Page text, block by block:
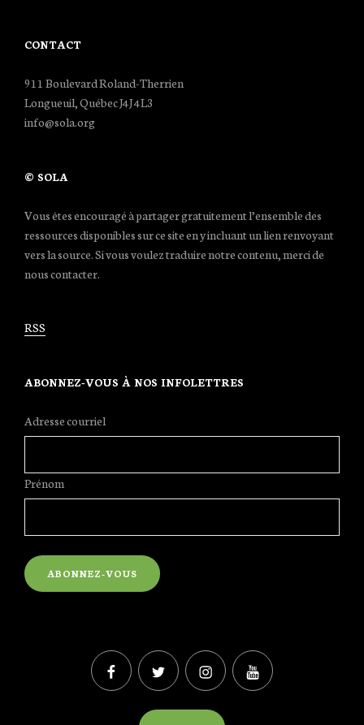
CONTACT
911 Boulevard Roland-Therrien
Longueuil, Québec J4J 4L3
info@sola.org
© SOLA
Vous êtes encouragé à partager gratuitement l’ensemble des
ressources disponibles sur ce site en y incluant un lien renvoyant
vers la source. Si vous voulez traduire notre contenu, merci de
nous contacter.
RSS
ABONNEZ-VOUS À NOS INFOLETTRES
Adresse courriel
Prénom
Facebook Twitter Instagram YouTube